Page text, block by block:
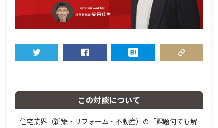
この対談について
住宅業界（新築・リフォーム・不動産）の「課題何でも解